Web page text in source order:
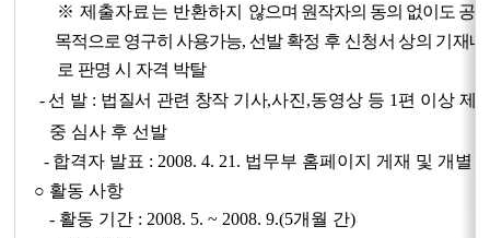
※ 제출자료는 반환하지 않으며 원작자의 동의 없이도 공
목적으로 영구히 사용가능, 선발 확정 후 신청서 상의 기재
로 판명 시 자격 박탈
-선 발 : 법질서 관련 창작 기사,사진,동영상 등 1편 이상 제
중 심사 후 선발
-합격자 발표 : 2008. 4. 21. 법무부 홈페이지 게재 및 개별
○ 활동 사항
- 활동 기간 : 2008. 5. ~ 2008. 9.(5개월 간)